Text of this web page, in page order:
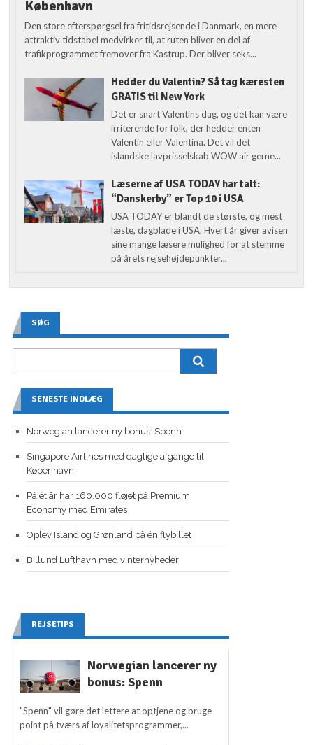
København
Den store efterspørgsel fra fritidsrejsende i Danmark, en mere
attraktiv tidstabel medvirker til, at ruten bliver en del af
trafikprogrammet fremover fra Kastrup. Der bliver seks...
Hedder du Valentin? Så tag kæresten
GRATIS til New York
Det er snart Valentins dag, og det kan være
irriterende for folk, der hedder enten
Valentin eller Valentina. Det vil det
islandske lavprisselskab WOW air gerne...
Læserne af USA TODAY har talt:
“Danskerby” er Top 10 i USA
USA TODAY er blandt de største, og mest
læste, dagblade i USA. Hvert år giver avisen
sine mange læsere mulighed for at stemme
på årets rejsehøjdepunkter...
SØG
SENESTE INDLÆG
Norwegian lancerer ny bonus: Spenn
Singapore Airlines med daglige afgange til
København
På ét år har 160.000 fløjet på Premium
Economy med Emirates
Oplev Island og Grønland på én flybillet
Billund Lufthavn med vinternyheder
REJSETIPS
Norwegian lancerer ny
bonus: Spenn
"Spenn" vil gøre det lettere at optjene og bruge
point på tværs af loyalitetsprogrammer,...